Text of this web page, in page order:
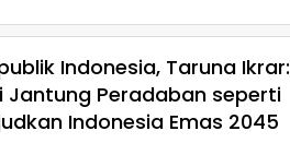
Indonesia, Taruna Ikrar:
Jantung Peradaban seperti
Indonesia Emas 2045